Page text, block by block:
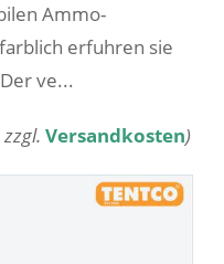
Ammo-
erfuhren sie
ve...
Versandkosten)